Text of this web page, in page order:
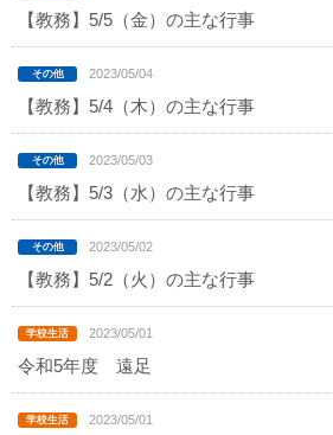
【教務】5/5（金）の主な行事
2023/05/04
【教務】5/4（木）の主な行事
2023/05/03
【教務】5/3（水）の主な行事
2023/05/02
【教務】5/2（火）の主な行事
2023/05/01
令和5年度 遠足
2023/05/01